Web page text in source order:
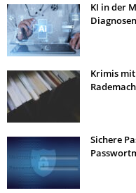
KI in der
Krimis
Sichere